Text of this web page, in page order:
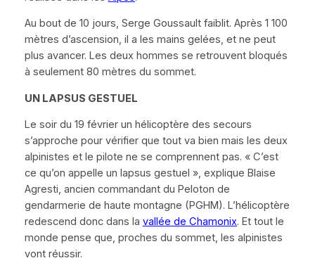
Au bout de 10 jours, Serge Goussault faiblit. Après 1 100
mètres d’ascension, il a les mains gelées, et ne peut
plus avancer. Les deux hommes se retrouvent bloqués
à seulement 80 mètres du sommet.
UN LAPSUS GESTUEL
Le soir du 19 février un hélicoptère des secours
s’approche pour vérifier que tout va bien mais les deux
alpinistes et le pilote ne se comprennent pas. « C’est
ce qu’on appelle un lapsus gestuel », explique Blaise
Agresti, ancien commandant du Peloton de
gendarmerie de haute montagne (PGHM). L’hélicoptère
redescend donc dans la vallée de Chamonix. Et tout le
monde pense que, proches du sommet, les alpinistes
vont réussir.